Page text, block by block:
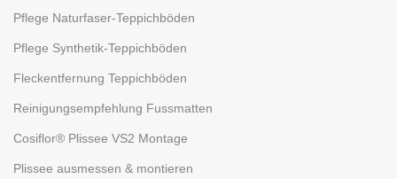
Pflege Naturfaser-Teppichböden
Pflege Synthetik-Teppichböden
Fleckentfernung Teppichböden
Reinigungsempfehlung Fussmatten
Cosiflor® Plissee VS2 Montage
Plissee ausmessen & montieren